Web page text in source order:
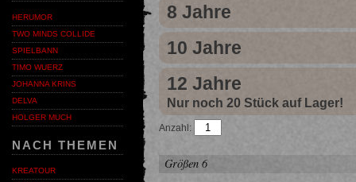
HERUMOR
TWO MINDS COLLIDE
SPIELBANN
TIMO WUERZ
JOHANNA KRINS
DELVA
HOLGER MUCH
NACH THEMEN
KREATOUR
8 Jahre
10 Jahre
12 Jahre
Nur noch 20 Stück auf Lager!
Anzahl:
Größen 6